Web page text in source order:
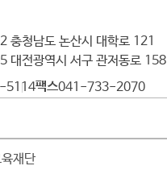
충청남도 논산시 대학로 121
대전광역시 서구 관저동로 158
5114 팩스 041-733-2070
육재단